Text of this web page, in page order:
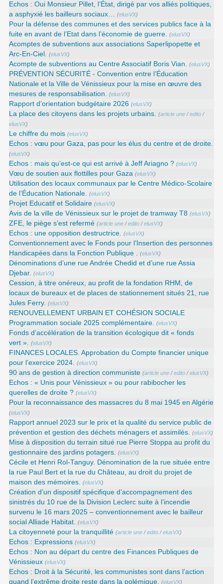
Echos : Oui Monsieur Pillet, l’État, dirigé par vos alliés politiques,
a asphyxié les bailleurs sociaux…
(elusVX)
Pour la défense des communes et des services publics face à la
fuite en avant de l’Etat dans l’économie de guerre.
(elusVX)
Acomptes de subventions aux associations Saperlipopette et
Arc-En-Ciel.
(elusVX)
Acompte de subventions au Centre Associatif Boris Vian. (elusVX)
PRÉVENTION SÉCURITÉ - Convention entre l’Éducation
Nationale et la Ville de Vénissieux pour la mise en œuvre des
mesures de responsabilisation.
(elusVX)
Rapport d’orientation budgétaire 2026 (elusVX)
La place des citoyens dans les projets urbains. (article une /edito /
elusVX)
Le chiffre du mois (elusVX)
Echos : vœu pour Gaza, pas pour les élus du centre et de droite.
(elusVX)
Echos : mais qu’est-ce qui est arrivé à Jeff Ariagno ? (elusVX)
Vœu de soutien aux flottilles pour Gaza (elusVX)
Utilisation des locaux communaux par le Centre Médico-Scolaire
de l’Éducation Nationale.
(elusVX)
Projet Educatif et Solidaire (elusVX)
Avis de la ville de Vénissieux sur le projet de tramway T8 (elusVX)
ZFE, le piège s’est refermé (article une /edito /elusVX)
Echos : une opposition destructrice. (elusVX)
Conventionnement avec le Fonds pour l’Insertion des personnes
Handicapées dans la Fonction Publique .
(elusVX)
Dénominations d’une rue Andrée Chedid et d’une rue Assia
Djebar.
(elusVX)
Cession, à titre onéreux, au profit de la fondation RHM, de
locaux de bureaux et de places de stationnement situés 21, rue
Jules Ferry.
(elusVX)
RENOUVELLEMENT URBAIN ET COHÉSION SOCIALE
Programmation sociale 2025 complémentaire.
(elusVX)
Fonds d’accélération de la transition écologique dit « fonds
vert ».
(elusVX)
FINANCES LOCALES. Approbation du Compte financier unique
pour l’exercice 2024.
(elusVX)
90 ans de gestion à direction communiste (article une /edito /elusVX)
Echos : « Unis pour Vénissieux » ou pour rabibocher les
querelles de droite ? (elusVX)
Pour la reconnaissance des massacres du 8 mai 1945 en Algérie
(elusVX)
Rapport annuel 2023 sur le prix et la qualité du service public de
prévention et gestion des déchets ménagers et assimilés.
(elusVX)
Mise à disposition du terrain situé rue Pierre Stoppa au profit du
gestionnaire des jardins potagers.
(elusVX)
Cécile et Henri Rol-Tanguy. Dénomination de la rue située entre
la rue Paul Bert et la rue du Château, au droit du projet de
maison des mémoires.
(elusVX)
Création d’un dispositif spécifique d’accompagnement des
sinistrés du 10 rue de la Division Leclerc suite à l’incendie
survenu le 16 mars 2025 – conventionnement avec le bailleur
social Alliade Habitat.
(elusVX)
La citoyenneté pour la tranquillité (article une /edito /elusVX)
Echos : Expressions (elusVX)
Echos : Non au départ du centre des Finances Publiques de
Vénissieux (elusVX)
Echos : Droit à la Sécurité, les communistes sont dans l’action
quand l’extrême droite reste dans la polémique.
(elusVX)